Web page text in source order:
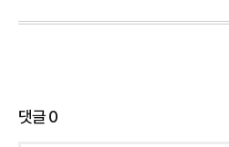
댓글0